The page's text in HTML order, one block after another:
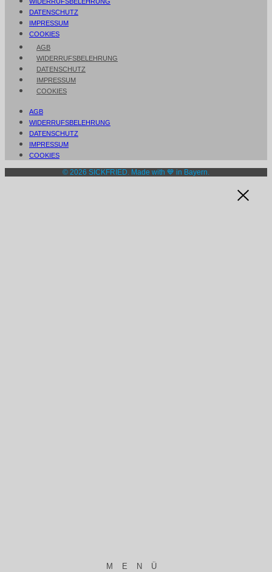
DATENSCHUTZ
IMPRESSUM
COOKIES
AGB
WIDERRUFSBELEHRUNG
DATENSCHUTZ
IMPRESSUM
COOKIES
AGB
WIDERRUFSBELEHRUNG
DATENSCHUTZ
IMPRESSUM
COOKIES
© 2026 SICKFRIED. Made with 💙 in Bayern.
MENÜ